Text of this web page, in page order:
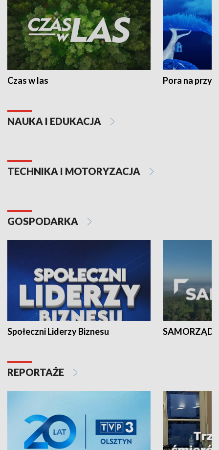
Czas w las Pora na
NAUKA I EDUKACJA
TECHNIKA I MOTORYZACJA
GOSPODARKA
Społeczni Liderzy Biznesu SAMORZĄD
REPORTAŻE